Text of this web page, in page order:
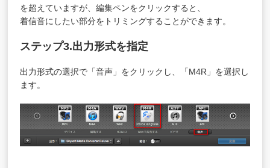
を超えていますが、編集ペンをクリックすると、
着信音にしたい部分をトリミングすることができます。
ステップ3.出力形式を指定
出力形式の選択で「音声」をクリックし、「M4R」を選択し
ます。